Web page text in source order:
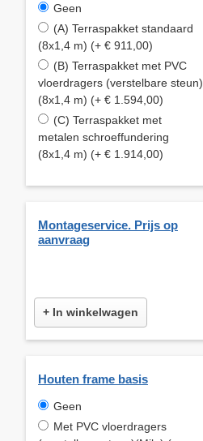
Geen
(A) Terraspakket standaard
(8x1,4 m) (+ € 911,00)
(B) Terraspakket met PVC
vloerdragers (verstelbare steun)
(8x1,4 m) (+ € 1.594,00)
(C) Terraspakket met
metalen schroeffundering
(8x1,4 m) (+ € 1.914,00)
Montageservice. Prijs op
aanvraag
+ In winkelwagen
Houten frame basis
Geen
Met PVC vloerdragers